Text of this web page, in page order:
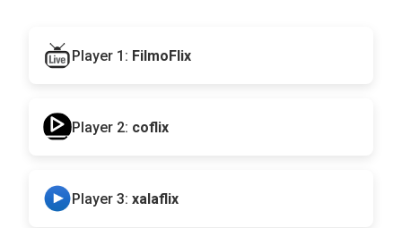
Player 1: FilmoFlix
Player 2: coflix
Player 3: xalaflix